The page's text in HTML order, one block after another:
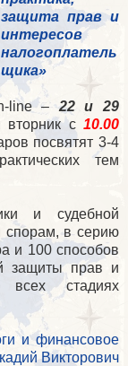
защита прав и
интересов
налогоплатель
щика»
line – 22 и 29
с 10.00
посвятят 3-4
тем
и судебной
спорам, в серию
и 100 способов
защиты прав и
всех стадиях
и финансовое
Викторович